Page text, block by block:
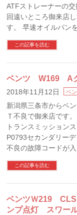
ATFストレーナーの
回遠いところ御来店
す。 早速オイルパン
この記事を読む
ベンツ W169 A
2018年11月12日 ベ
新潟県三条市からベ
Ｔ不良で御来店です
トランスミッション
P0793セカンダリー
不良の故障コードが
この記事を読む
ベンツＷ219
ンプ点灯 スワー